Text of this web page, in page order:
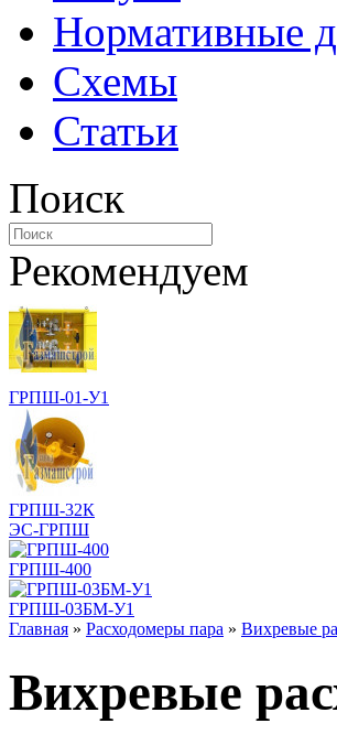
Нормативные
Схемы
Статьи
Поиск
Рекомендуем
ГРПШ-01-У1
ГРПШ-32К
ЭС-ГРПШ
ГРПШ-400
ГРПШ-03БМ-У1
Главная » Расходомеры пара » Вихревые
Вихревые